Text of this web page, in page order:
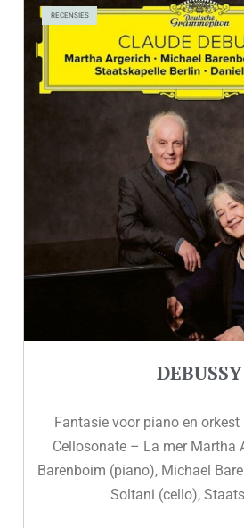
RECENSIES
DEBUSSY
Fantasie voor piano en
Cellosonate – La mer Martha
Barenboim (piano), Michael
Soltani (cello),